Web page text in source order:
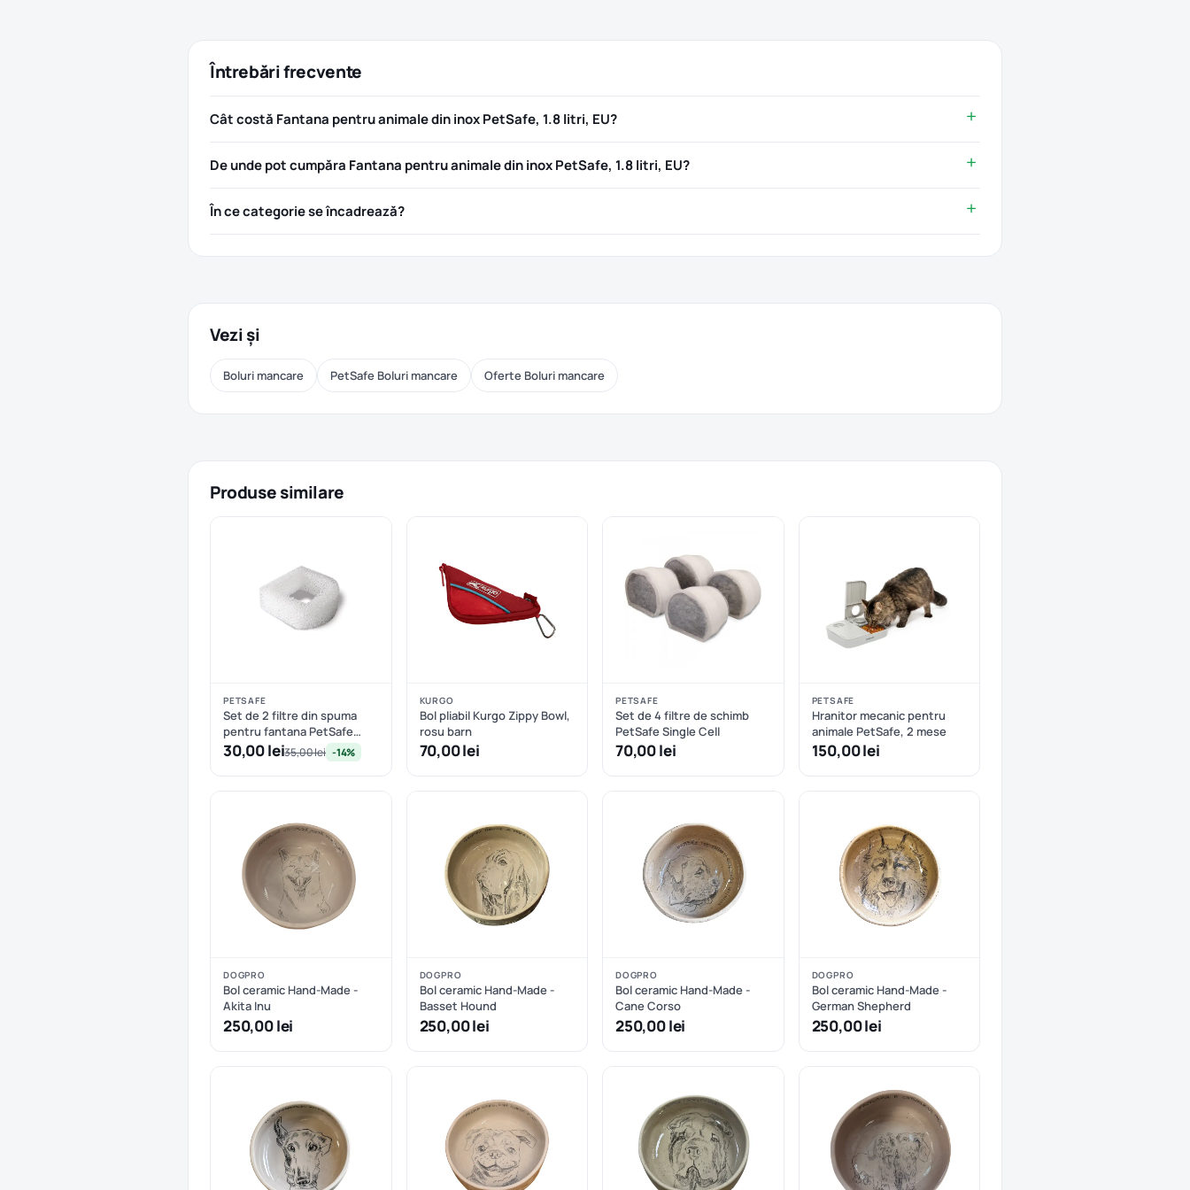
Întrebări frecvente
Cât costă Fantana pentru animale din inox PetSafe, 1.8 litri, EU?
De unde pot cumpăra Fantana pentru animale din inox PetSafe, 1.8 litri, EU?
În ce categorie se încadrează?
Vezi și
Boluri mancare PetSafe Boluri mancare Oferte Boluri mancare
Produse similare
PETSAFE
Set de 2 filtre din spuma
pentru fantana PetSafe
360SS Ceramic
30,00 lei35,00 lei -14%
KURGO
Bol pliabil Kurgo Zippy Bowl,
rosu barn
70,00 lei
PETSAFE
Set de 4 filtre de schimb
PetSafe Single Cell
70,00 lei
PETSAFE
Hranitor mecanic pentru
animale PetSafe, 2 mese
150,00 lei
DOGPRO
Bol ceramic Hand-Made -
Akita Inu
250,00 lei
DOGPRO
Bol ceramic Hand-Made -
Basset Hound
250,00 lei
DOGPRO
Bol ceramic Hand-Made -
Cane Corso
250,00 lei
DOGPRO
Bol ceramic Hand-Made -
German Shepherd
250,00 lei